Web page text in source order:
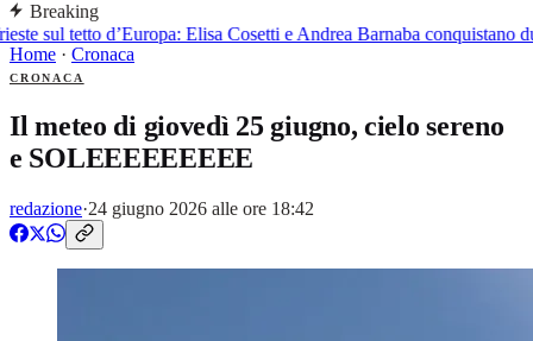
Breaking
sul tetto d’Europa: Elisa Cosetti e Andrea Barnaba conquistano
Home · Cronaca
CRONACA
Il meteo di giovedì 25 giugno, cielo sereno
e SOLEEEEEEEEE
redazione·24 giugno 2026 alle ore 18:42